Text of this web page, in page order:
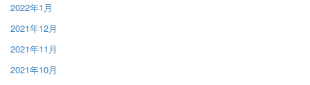
2022年1月
2021年12月
2021年11月
2021年10月